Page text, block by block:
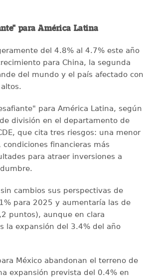
para América Latina
del 4.8% al 4.7% este año
para China, la segunda
del mundo y el país afectado con
para América Latina, según
división en el departamento de
que cita tres riesgos: una menor
financieras más
para atraer inversiones a
cambios sus perspectivas de
para 2025 y aumentaría las de
puntos), aunque en clara
la expansión del 3.4% del año
México abandonan el terreno de
expansión prevista del 0.4% en